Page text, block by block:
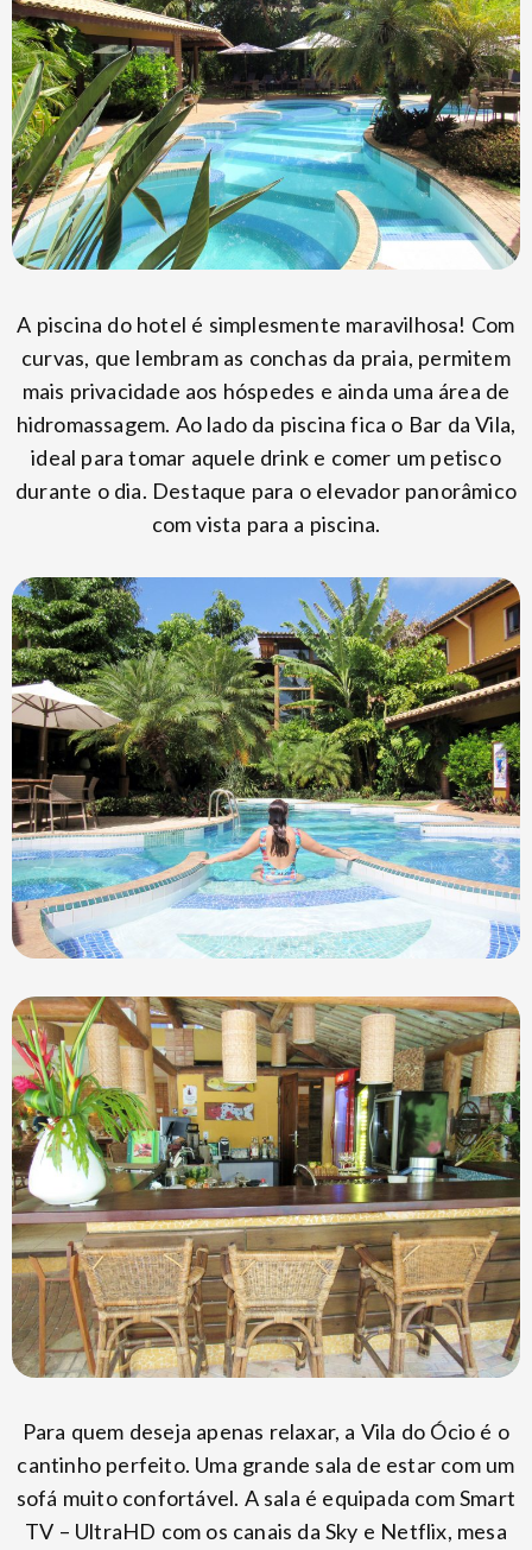
A piscina do hotel é simplesmente maravilhosa! Com
curvas, que lembram as conchas da praia, permitem
mais privacidade aos hóspedes e ainda uma área de
hidromassagem. Ao lado da piscina fica o Bar da Vila,
ideal para tomar aquele drink e comer um petisco
durante o dia. Destaque para o elevador panorâmico
com vista para a piscina.
Para quem deseja apenas relaxar, a Vila do Ócio é o
cantinho perfeito. Uma grande sala de estar com um
sofá muito confortável. A sala é equipada com Smart
TV – UltraHD com os canais da Sky e Netflix, mesa